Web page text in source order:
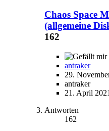
Chaos Space
(allgemeine
162
antraker
29.
antraker
21. April
Antworten
162